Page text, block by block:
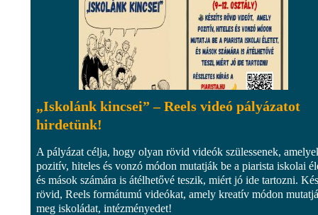
„Iskolánk kincsei” – Reels videó pályázatot
hirdetünk!
A pályázat célja, hogy olyan rövid videók szülessenek,
pozitív, hiteles és vonzó módon mutatják be a piarista iskolai
és mások számára is átélhetővé teszik, miért jó ide tartozni.
rövid, Reels formátumú videókat, amely kreatív módon
meg iskoládat, intézményedet!